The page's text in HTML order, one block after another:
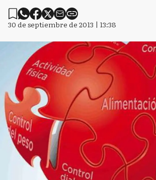
30 de septiembre de 2013 | 13:38